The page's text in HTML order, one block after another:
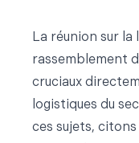
La réunion sur la
rassemblement
cruciaux
logistiques du
ces sujets,